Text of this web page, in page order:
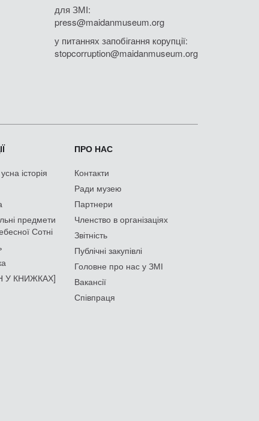
для ЗМІ:
press@maidanmuseum.org
у питаннях запобігання корупції:
stopcorruption@maidanmuseum.org
історія
предмети
Сотні
У КНИЖКАХ]
ПРО НАС
Контакти
Ради музею
Партнери
Членство в організаціях
Звітність
Публічні закупівлі
Головне про нас у ЗМІ
Вакансії
Співпраця